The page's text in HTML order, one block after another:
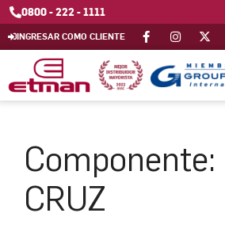
0800 - 222 - 1111
INGRESAR COMO CLIENTE
Componente:
CRUZ